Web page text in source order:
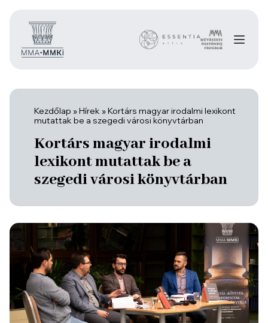
Kezdőlap »Hírek »Kortárs magyar irodalmi lexikont
mutattak be a szegedi városi könyvtárban
Kortárs magyar irodalmi
lexikont mutattak be a
szegedi városi könyvtárban